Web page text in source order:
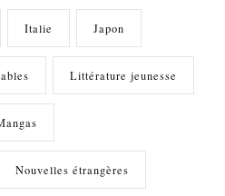
Italie Japon
Littérature jeunesse
Nouvelles étrangères